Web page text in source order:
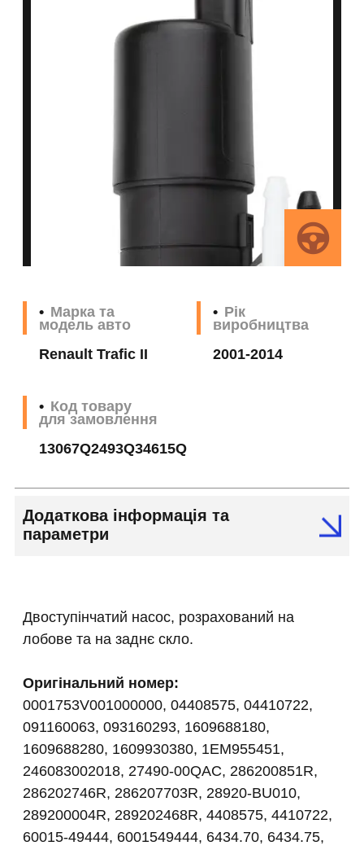
Марка та
модель авто
Renault Trafic II
Рік
виробництва
2001-2014
Код товару
для замовлення
13067Q2493Q34615Q
Додаткова інформація та
параметри
Двоступінчатий насос, розрахований на
лобове та на заднє скло.
Оригінальний номер:
0001753V001000000, 04408575, 04410722,
091160063, 093160293, 1609688180,
1609688280, 1609930380, 1EM955451,
246083002018, 27490-00QAC, 286200851R,
286202746R, 286207703R, 28920-BU010,
289200004R, 289202468R, 4408575, 4410722,
60015-49444, 6001549444, 6434.70, 6434.75,